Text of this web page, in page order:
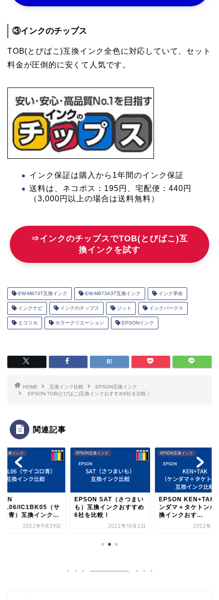
③インクのチップス
TOB(とびばこ)互換インク全色に対応していて、セット
料金が圧倒的に安くて人気です。
インク保証は購入から1年間のインク保証
送料は、ネコポス：195円、宅配便：440円
（3,000円以上の場合は送料無料）
⇒インクのチップスでTOB(とびばこ)互
換インクを試す
EW-M873T互換インク EW-M973A3T互換インク インク革命
インクナビ インクのチップス ジット インクパークス
エコリカ カラークリエーション EPSONインク
HOME 互換インク比較
EPSON互換インク
EPSON TOB(とびばこ)互換インクおすすめ6社を比較！
関連記事
互換インク
IC1BK05（サ
ロ青）互換インク...
2022年9月29日
EPSON互換インク
EPSON SAT（さつまい
も）互換インクおすすめ
6社を比較！
2022年10月2日
EPSON互換インク
EPSON KEN+TAK
ンダマ＋タケトンボ
換インクおす...
2022年10